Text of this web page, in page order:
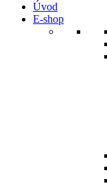
Úvod
E-shop